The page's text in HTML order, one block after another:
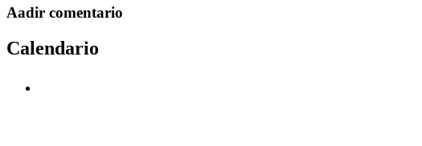
Aadir comentario
Calendario